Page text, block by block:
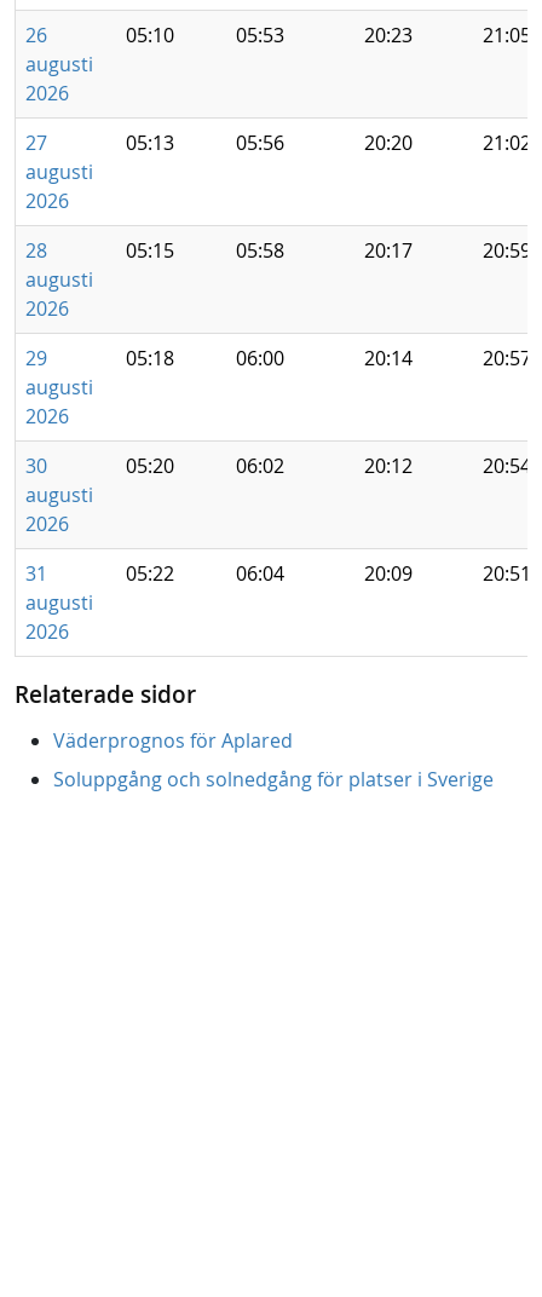
26
augusti
2026
05:10 05:53 20:23 21:05
27
augusti
2026
05:13 05:56 20:20 21:02
28
augusti
2026
05:15 05:58 20:17 20:59
29
augusti
2026
05:18 06:00 20:14 20:57
30
augusti
2026
05:20 06:02 20:12 20:54
31
augusti
2026
05:22 06:04 20:09 20:51
Relaterade sidor
Väderprognos för Aplared
Soluppgång och solnedgång för platser i Sverige